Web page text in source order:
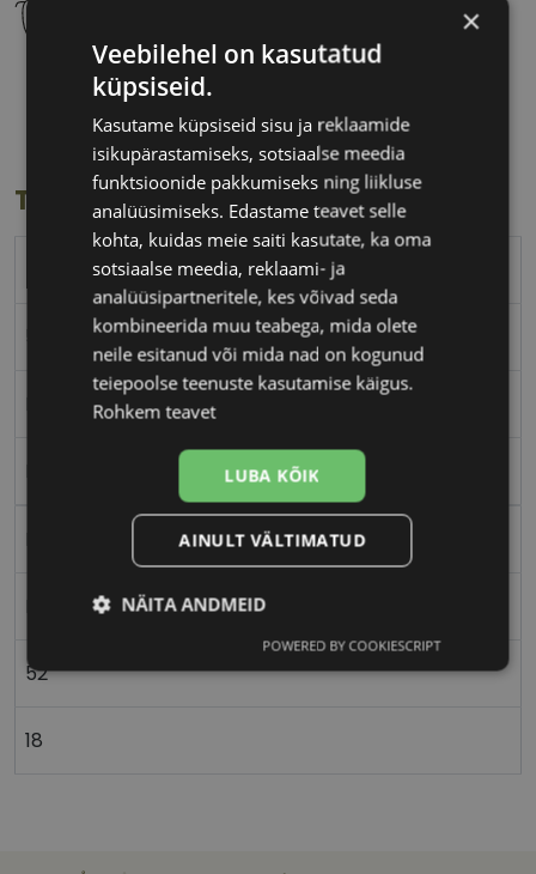
52 mm
Klaasi laius
(mm)
Ninavahe laius
(mm)
Toote info
RAY-BAN
Naistele
52
18
×
Veebilehel on kasutatud
küpsiseid.
Kasutame küpsiseid sisu ja reklaamide
isikupärastamiseks, sotsiaalse meedia
funktsioonide pakkumiseks ning liikluse
analüüsimiseks. Edastame teavet selle
kohta, kuidas meie saiti kasutate, ka oma
sotsiaalse meedia, reklaami- ja
analüüsipartneritele, kes võivad seda
kombineerida muu teabega, mida olete
neile esitanud või mida nad on kogunud
teiepoolse teenuste kasutamise käigus.
Rohkem teavet
LUBA KÕIK
AINULT VÄLTIMATUD
NÄITA ANDMEID
Statistika Turustamine
POWERED BY COOKIESCRIPT